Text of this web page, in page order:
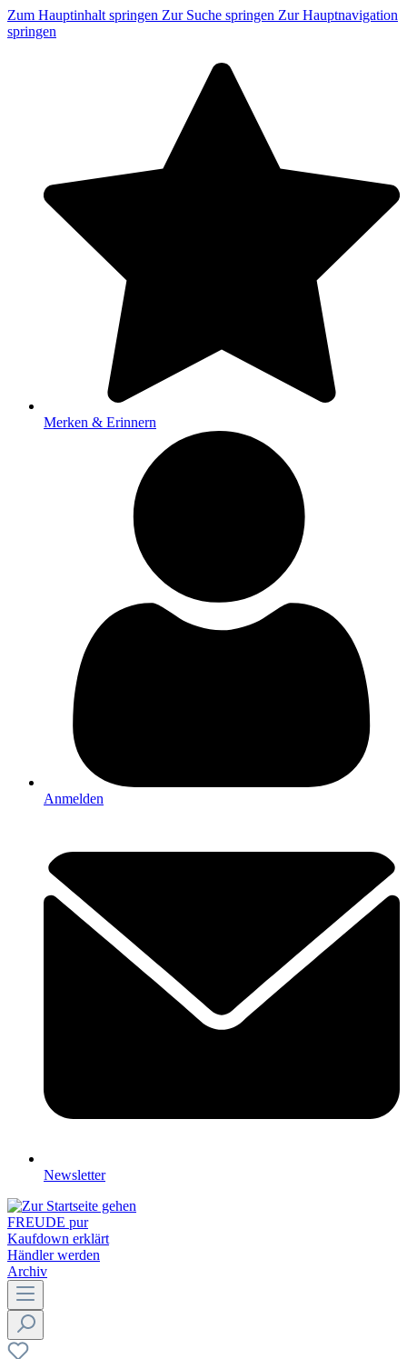
Zum Hauptinhalt springen Zur Suche springen Zur Hauptnavigation
springen
Merken & Erinnern
Anmelden
Newsletter
FREUDE pur
Kaufdown erklärt
Händler werden
Archiv